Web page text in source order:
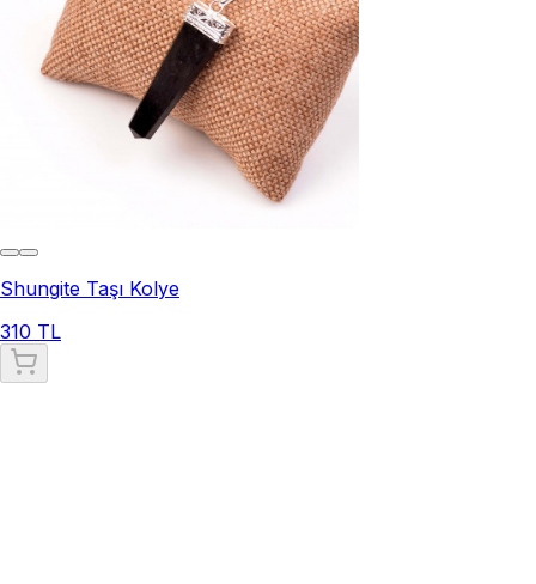
Shungite Taşı Kolye
310 TL